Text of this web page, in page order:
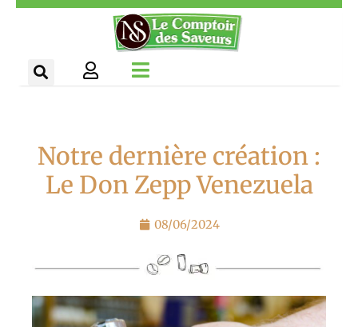
Aller
Notre dernière création :
Le Don Zepp Venezuela
08/06/2024
Panneau de gestion des cookies